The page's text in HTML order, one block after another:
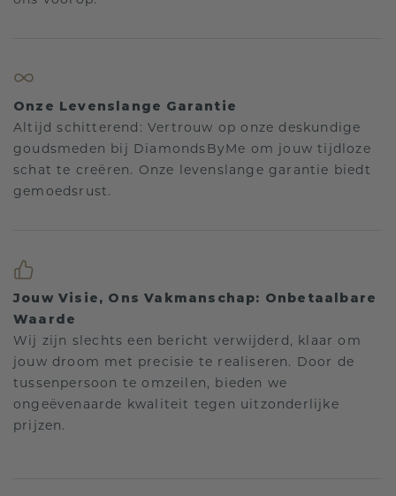
Onze Levenslange Garantie
Altijd schitterend: Vertrouw op onze deskundige
goudsmeden bij DiamondsByMe om jouw tijdloze
schat te creëren. Onze levenslange garantie biedt
gemoedsrust.
Jouw Visie, Ons Vakmanschap: Onbetaalbare
Waarde
Wij zijn slechts een bericht verwijderd, klaar om
jouw droom met precisie te realiseren. Door de
tussenpersoon te omzeilen, bieden we
ongeëvenaarde kwaliteit tegen uitzonderlijke
prijzen.